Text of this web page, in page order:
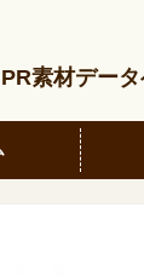
PR素材デー